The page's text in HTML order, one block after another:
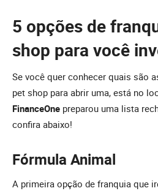
5 opções de
shop para você
Se você quer conhecer quais são
pet shop para abrir uma, está no
FinanceOne preparou uma lista
confira abaixo!
Fórmula Animal
A primeira opção de franquia que